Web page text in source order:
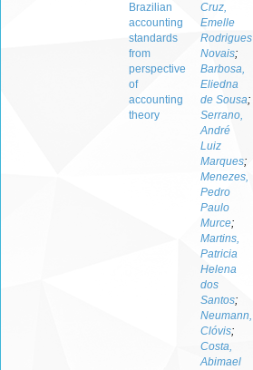
Brazilian
accounting
standards
from
perspective
of
accounting
theory
Cruz,
Emelle
Rodrigues
Novais;
Barbosa,
Eliedna
de Sousa;
Serrano,
André
Luiz
Marques;
Menezes,
Pedro
Paulo
Murce;
Martins,
Patricia
Helena
dos
Santos;
Neumann,
Clóvis;
Costa,
Abimael